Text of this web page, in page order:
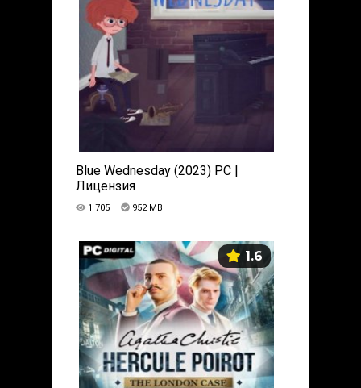
Blue Wednesday (2023) PC |
Лицензия
1 705 952 MB
1.6